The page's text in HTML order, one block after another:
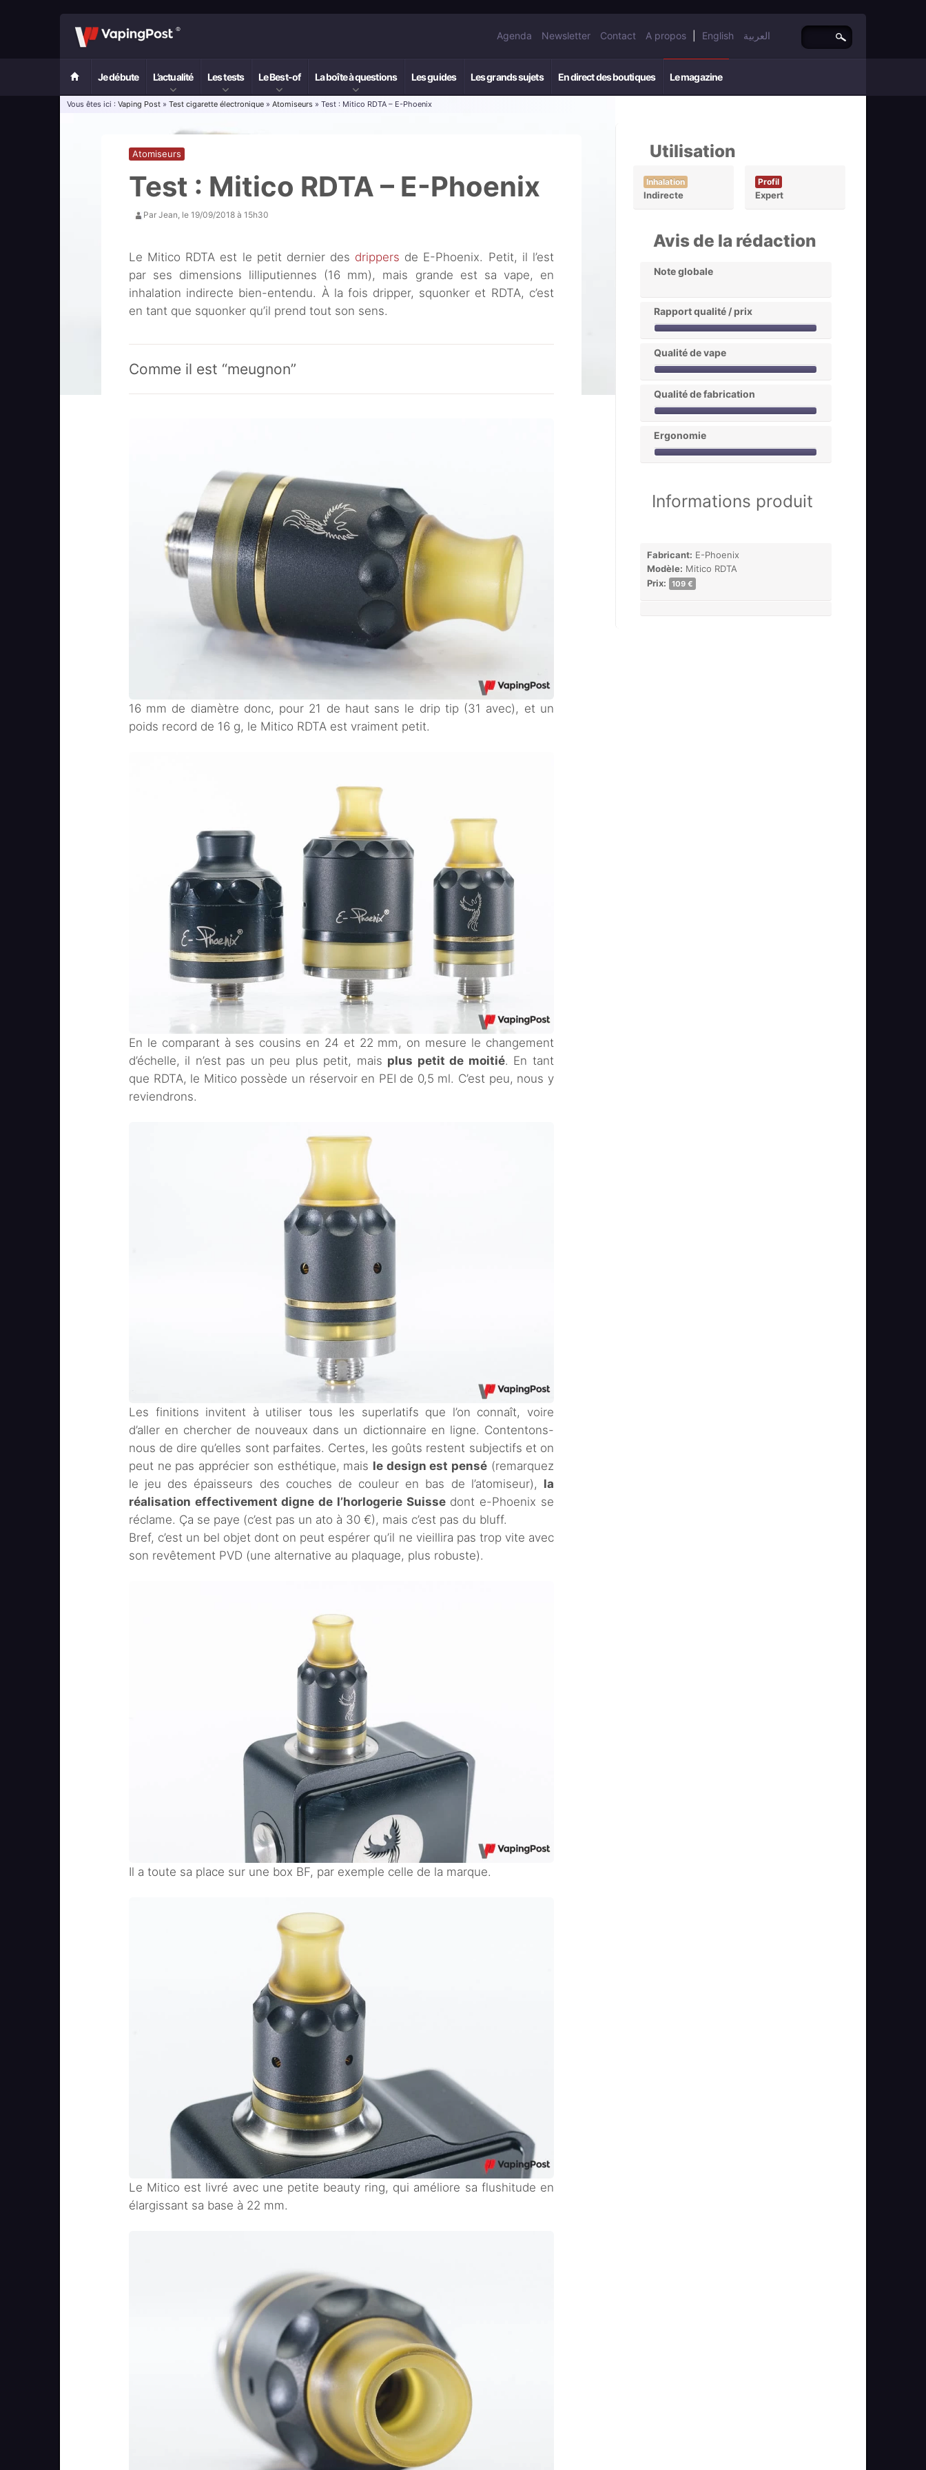
Agenda Newsletter Contact A propos English العربية
Je débute L’actualité Les tests Le Best-of La boîte à questions Les guides Les grands sujets En direct des boutiques Le magazine
Vous êtes ici : Vaping Post » Test cigarette électronique » Atomiseurs » Test : Mitico RDTA – E-Phoenix
Test : Mitico RDTA – E-Phoenix
Atomiseurs
Par Jean, le 19/09/2018 à 15h30
Le Mitico RDTA est le petit dernier des drippers de E-Phoenix. Petit, il l’est
par ses dimensions lilliputiennes (16 mm), mais grande est sa vape, en
inhalation indirecte bien-entendu. À la fois dripper, squonker et RDTA, c’est
en tant que squonker qu’il prend tout son sens.
Comme il est “meugnon”
16 mm de diamètre donc, pour 21 de haut sans le drip tip (31 avec), et un
poids record de 16 g, le Mitico RDTA est vraiment petit.
En le comparant à ses cousins en 24 et 22 mm, on mesure le changement
d’échelle, il n’est pas un peu plus petit, mais plus petit de moitié. En tant
que RDTA, le Mitico possède un réservoir en PEI de 0,5 ml. C’est peu, nous y
reviendrons.
Les finitions invitent à utiliser tous les superlatifs que l’on connaît, voire
d’aller en chercher de nouveaux dans un dictionnaire en ligne. Contentons-
nous de dire qu’elles sont parfaites. Certes, les goûts restent subjectifs et on
peut ne pas apprécier son esthétique, mais le design est pensé (remarquez
le jeu des épaisseurs des couches de couleur en bas de l’atomiseur), la
réalisation effectivement digne de l’horlogerie Suissedont e-Phoenix se
réclame. Ça se paye (c’est pas un ato à 30 €), mais c’est pas du bluff.
Bref, c’est un bel objet dont on peut espérer qu’il ne vieillira pas trop vite avec
son revêtement PVD (une alternative au plaquage, plus robuste).
Il a toute sa place sur une box BF, par exemple celle de la marque.
Le Mitico est livré avec une petite beauty ring, qui améliore sa flushitude en
élargissant sa base à 22 mm.
Utilisation
Inhalation
Indirecte
Profil
Expert
Avis de la rédaction
Note globale
Rapport qualité / prix
Qualité de vape
Qualité de fabrication
Ergonomie
Informations produit
Fabricant: E-Phoenix
Modèle: Mitico RDTA
Prix:
109 €